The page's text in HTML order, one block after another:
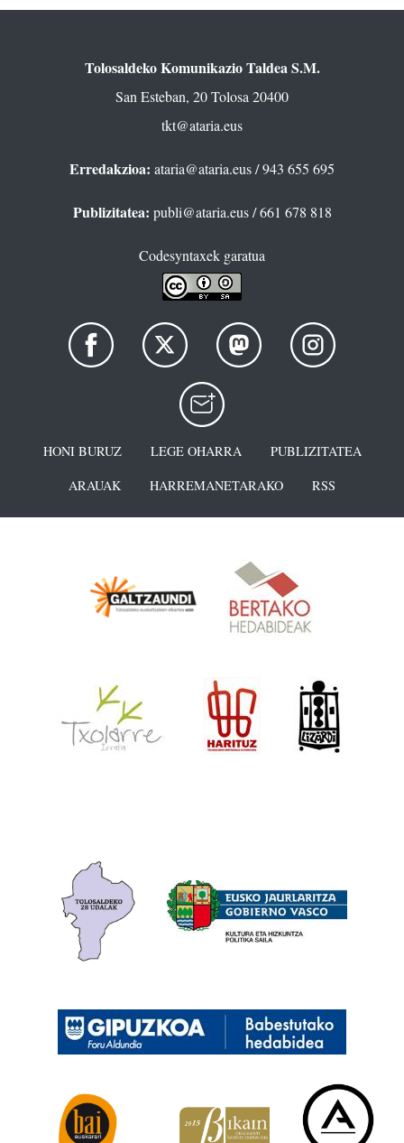
Tolosaldeko Komunikazio Taldea S.M.
San Esteban, 20 Tolosa 20400
tkt@ataria.eus
Erredakzioa: ataria@ataria.eus/ 943 655 695
Publizitatea: publi@ataria.eus/ 661 678 818
Codesyntaxek garatua
HONI BURUZ LEGE OHARRA
PUBLIZITATEA
ARAUAK
HARREMANETARAKO RSS